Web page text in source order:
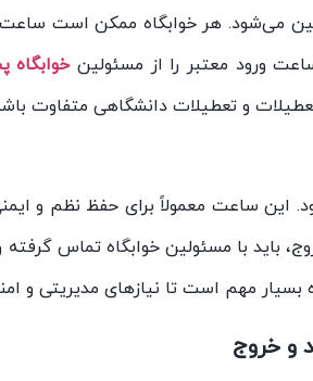
می‌شود. هر خوابگاه ممکن است ساعت
ورود معتبر را از مسئولینخوابگاه
و تعطیلات دانشگاهی متفاوت
این ساعت معمولاً برای حفظ نظم و
باید با مسئولین خوابگاه تماس
مهم است تا نیازهای مدیریتی و
و خروج